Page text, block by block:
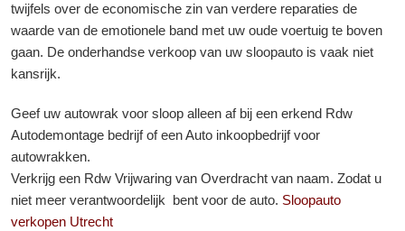
twijfels over de economische zin van verdere reparaties de
waarde van de emotionele band met uw oude voertuig te boven
gaan. De onderhandse verkoop van uw sloopauto is vaak niet
kansrijk.
Geef uw autowrak voor sloop alleen af ​​bij een erkend Rdw
Autodemontage bedrijf of een Auto inkoopbedrijf voor
autowrakken.
Verkrijg een Rdw Vrijwaring van Overdracht van naam. Zodat u
niet meer verantwoordelijk bent voor de auto. Sloopauto
verkopen Utrecht